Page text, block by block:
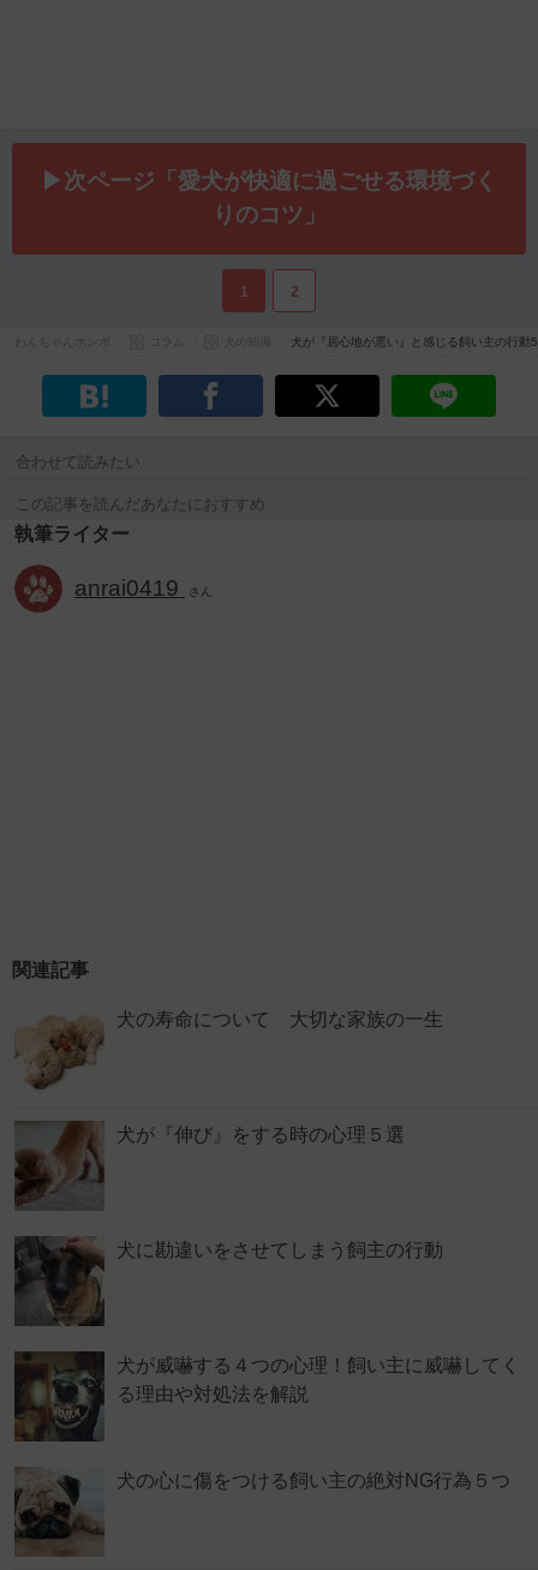
▶次ページ「愛犬が快適に過ごせる環境づく
りのコツ」
1 2
犬が『居心地が悪い』と感じる飼い主の行
合わせて読みたい
この記事を読んだあなたにおすすめ
執筆ライター
anrai0419 さん
関連記事
犬の寿命について 大切な家族の一生
犬が『伸び』をする時の心理５選
犬に勘違いをさせてしまう飼主の行動
犬が威嚇する４つの心理！飼い主に威嚇してく
る理由や対処法を解説
犬の心に傷をつける飼い主の絶対NG行為５つ